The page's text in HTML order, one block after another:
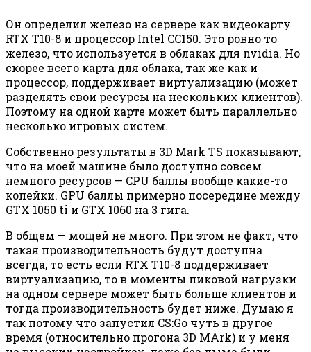
Он определил железо на сервере как видеокарту
RTX T10-8 и процессор Intel CC150. Это ровно то
железо, что используется в облаках для nvidia. Но
скорее всего карта для облака, так же как и
процессор, поддерживает виртуализацию (может
разделять свои ресурсы на нескольких клиентов).
Поэтому на одной карте может быть параллельно
несколько игровых систем.
Собственно результаты в 3D Mark TS показывают,
что на моей машине было доступно совсем
немного ресурсов — CPU баллы вообще какие-то
копейки. GPU баллы примерно посередине между
GTX 1050 ti и GTX 1060 на 3 гига.
В общем — мощей не много. При этом не факт, что
такая производительность будут доступна
всегда, то есть если RTX T10-8 поддерживает
виртуализацию, то в моменты пиковой нагрузки
на одном сервере может быть больше клиентов и
тогда производительность будет ниже. Думаю я
так потому что запустил CS:Go чуть в другое
время (относительно прогона 3D MArk) и у меня